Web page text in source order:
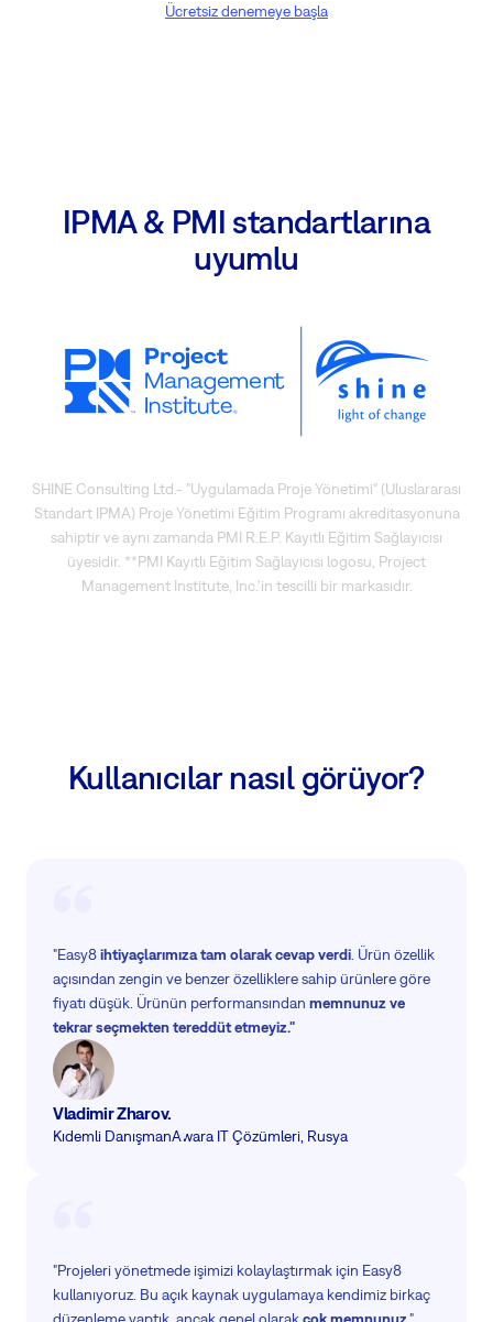
Ücretsiz denemeye başla
IPMA & PMI standartlarına
uyumlu
SHINE Consulting Ltd.- "Uygulamada Proje Yönetimi" (Uluslararası
Standart IPMA) Proje Yönetimi Eğitim Programı akreditasyonuna
sahiptir ve aynı zamanda PMI R.E.P. Kayıtlı Eğitim Sağlayıcısı
üyesidir. **PMI Kayıtlı Eğitim Sağlayıcısı logosu, Project
Management Institute, Inc.'in tescilli bir markasıdır.
Kullanıcılar nasıl görüyor?
Vladimir Zharov.
Kıdemli DanışmanAwara IT Çözümleri, Rusya
"Easy8ihtiyaçlarımıza tam olarak cevap verdi . Ürün özellik
açısından zengin ve benzer özelliklere sahip ürünlere göre
fiyatı düşük. Ürünün performansından memnunuz ve
tekrar seçmekten tereddüt etmeyiz."
"Projeleri yönetmede işimizi kolaylaştırmak için Easy8
kullanıyoruz. Bu açık kaynak uygulamaya kendimiz birkaç
düzenleme yaptık, ancak genel olarakçok memnunuz."